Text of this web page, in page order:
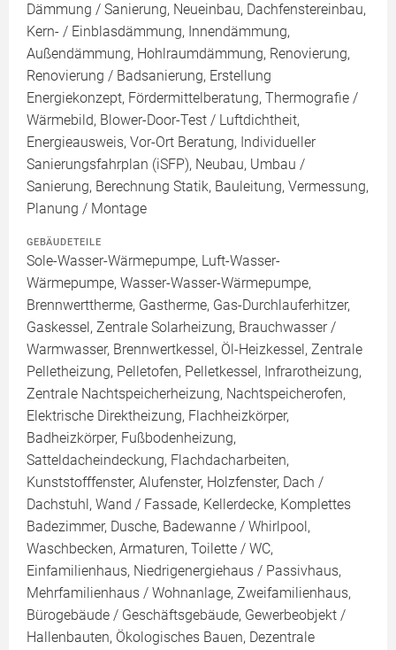
Dämmung / Sanierung, Neueinbau, Dachfenstereinbau,
Kern- / Einblasdämmung, Innendämmung,
Außendämmung, Hohlraumdämmung, Renovierung,
Renovierung / Badsanierung, Erstellung
Energiekonzept, Fördermittelberatung, Thermografie /
Wärmebild, Blower-Door-Test / Luftdichtheit,
Energieausweis, Vor-Ort Beratung, Individueller
Sanierungsfahrplan (iSFP), Neubau, Umbau /
Sanierung, Berechnung Statik, Bauleitung, Vermessung,
Planung / Montage
GEBÄUDETEILE
Sole-Wasser-Wärmepumpe, Luft-Wasser-
Wärmepumpe, Wasser-Wasser-Wärmepumpe,
Brennwerttherme, Gastherme, Gas-Durchlauferhitzer,
Gaskessel, Zentrale Solarheizung, Brauchwasser /
Warmwasser, Brennwertkessel, Öl-Heizkessel, Zentrale
Pelletheizung, Pelletofen, Pelletkessel, Infrarotheizung,
Zentrale Nachtspeicherheizung, Nachtspeicherofen,
Elektrische Direktheizung, Flachheizkörper,
Badheizkörper, Fußbodenheizung,
Satteldacheindeckung, Flachdacharbeiten,
Kunststofffenster, Alufenster, Holzfenster, Dach /
Dachstuhl, Wand / Fassade, Kellerdecke, Komplettes
Badezimmer, Dusche, Badewanne / Whirlpool,
Waschbecken, Armaturen, Toilette / WC,
Einfamilienhaus, Niedrigenergiehaus / Passivhaus,
Mehrfamilienhaus / Wohnanlage, Zweifamilienhaus,
Bürogebäude / Geschäftsgebäude, Gewerbeobjekt /
Hallenbauten, Ökologisches Bauen, Dezentrale